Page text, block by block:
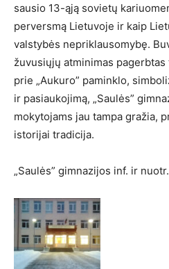
sausio 13-ąją sovietų
perversmą Lietuvoje ir kaip
valstybės nepriklausomybę.
žuvusiųjų atminimas
prie „Aukuro” paminklo,
ir pasiaukojimą, „Saulės”
mokytojams jau tampa gražia,
istorijai tradicija.
„Saulės” gimnazijos inf. ir nuotr.